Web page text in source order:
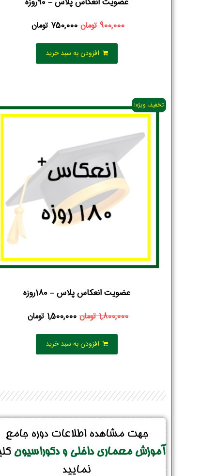
900,000تومان 750,000 تومان
افزودن به سبد خرید
تخفیف ویژه!
عضویت انعکاس پلاس – 180روزه
1,800,000تومان 1,500,000 تومان
افزودن به سبد خرید
جهت مشاهده اطلاعات دوره جامع
آموزش معماری داخلی و دکوراسیون
نمایید